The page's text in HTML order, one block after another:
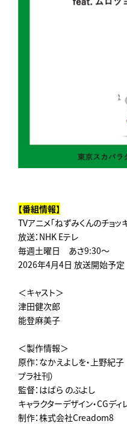
【番組情報】
TVアニメ「ねずみくんのチョッ
放送：NHK Eテレ
毎週土曜日 あさ9:30～
2026年4月4日 放送開始予定
＜キャスト＞
津田健次郎
能登麻美子
＜製作情報＞
原作：なかえよしを・上野紀
プラ社刊）
監督：はばら のぶよし
キャラクターデザイン・CGデ
制作：株式会社Creadom8